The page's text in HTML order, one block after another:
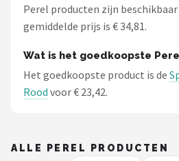
Perel producten zijn beschikbaar
gemiddelde prijs is € 34,81.
Wat is het goedkoopste
Het goedkoopste product is de
Rood voor € 23,42.
ALLE PEREL PRODUCTEN